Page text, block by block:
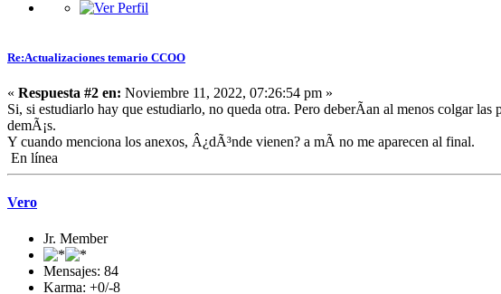
Re:Actualizaciones temario CCOO
« Respuesta #2 en: Noviembre 11, 2022, 07:26:54 pm »
Si, si estudiarlo hay que estudiarlo, no queda otra. Pero deberÃ­an al menos colgar
demÃ¡s.
Y cuando menciona los anexos, Â¿dÃ³nde vienen? a mÃ­ no me aparecen al final.
En línea
Vero
Jr. Member
Mensajes: 84
Karma: +0/-8